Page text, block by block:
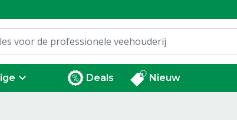
Deals Nieuw